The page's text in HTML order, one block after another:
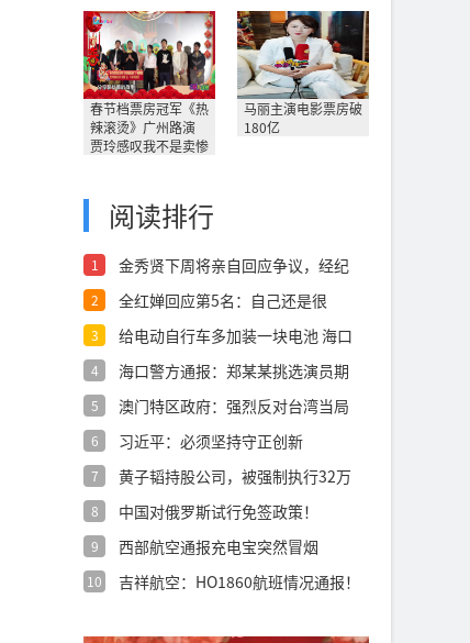
春节档票房冠军《热
辣滚烫》广州路演
贾玲感叹我不是卖惨
马丽主演电影票房破
180亿
阅读排行
1
金秀贤下周将亲自回应争议，经纪
2
全红婵回应第5名：自己还是很
3
给电动自行车多加装一块电池 海口
4
海口警方通报：郑某某挑选演员期
5
澳门特区政府：强烈反对台湾当局
6 习近平：必须坚持守正创新
7
黄子韬持股公司，被强制执行32万
8 中国对俄罗斯试行免签政策！
9 西部航空通报充电宝突然冒烟
10 吉祥航空：HO1860航班情况通报！